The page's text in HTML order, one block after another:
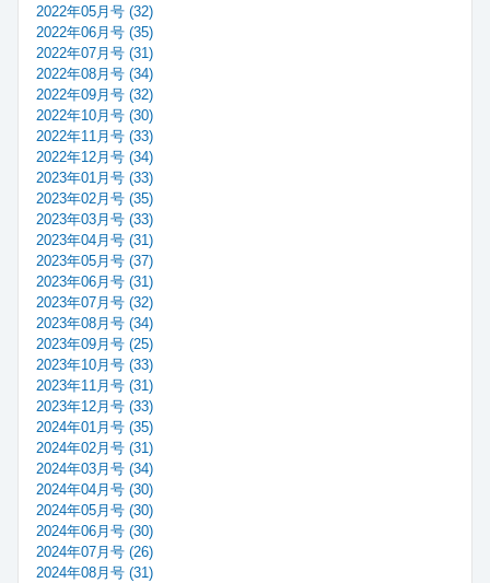
2022年05月号 (32)
2022年06月号 (35)
2022年07月号 (31)
2022年08月号 (34)
2022年09月号 (32)
2022年10月号 (30)
2022年11月号 (33)
2022年12月号 (34)
2023年01月号 (33)
2023年02月号 (35)
2023年03月号 (33)
2023年04月号 (31)
2023年05月号 (37)
2023年06月号 (31)
2023年07月号 (32)
2023年08月号 (34)
2023年09月号 (25)
2023年10月号 (33)
2023年11月号 (31)
2023年12月号 (33)
2024年01月号 (35)
2024年02月号 (31)
2024年03月号 (34)
2024年04月号 (30)
2024年05月号 (30)
2024年06月号 (30)
2024年07月号 (26)
2024年08月号 (31)